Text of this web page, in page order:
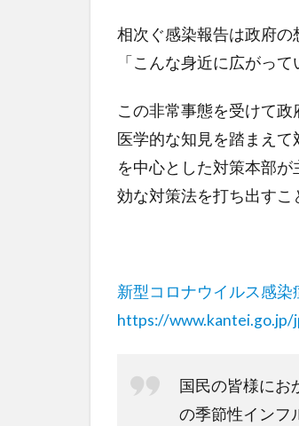
相次ぐ感染報告は政府
「こんな身近に広がっ
この非常事態を受けて政
医学的な知見を踏まえ
を中心とした対策本部
効な対策法を打ち出すこ
新型コロナウイルス感染
https://
国民の皆様にお
の季節性インフ